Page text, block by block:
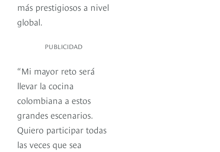
más prestigiosos a nivel
global.
PUBLICIDAD
“Mi mayor reto será
llevar la cocina
colombiana a estos
grandes escenarios.
Quiero participar todas
las veces que sea